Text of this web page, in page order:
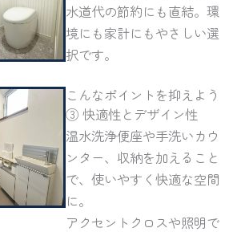
水道代の節約にも直結。環
境にも家計にもやさしい選
択です。
こんなポイントを抑えよう
③ 快適性とデザイン性
温水洗浄便座や手洗いカウ
ンター、収納を加えること
で、使いやすく快適な空間
に。
アクセントクロスや照明で